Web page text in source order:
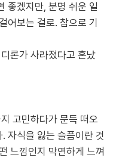
좋겠지만, 분명 쉬운 일
어보는 걸로. 참으로 기
론가 사라졌다고 혼났
고민하다가 문득 떠오
자식을 잃는 슬픔이란 것
느낌인지 막연하게 느껴